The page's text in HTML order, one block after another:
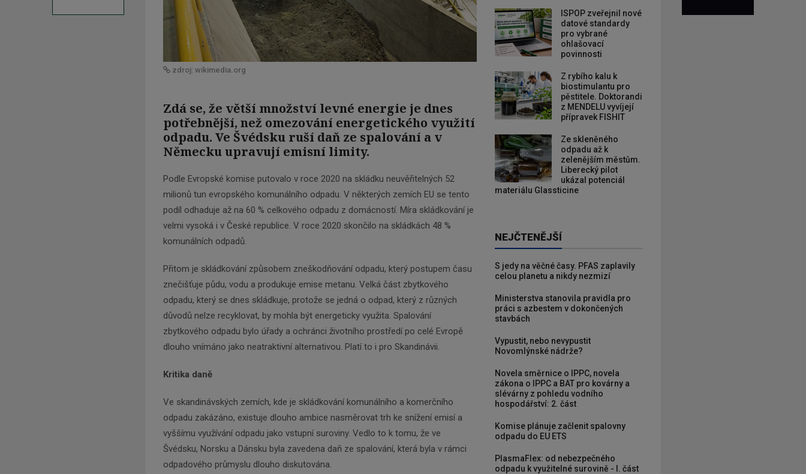
zdroj: wikimedia.org
Zdá se, že větší množství levné energie je dnes
potřebnější, než omezování energetického využití
odpadu. Ve Švédsku ruší daň ze spalování a v
Německu upravují emisní limity.
Podle Evropské komise putovalo v roce 2020 na skládku neuvěřitelných 52
milionů tun evropského komunálního odpadu. V některých zemích EU se tento
podíl odhaduje až na 60 % celkového odpadu z domácností. Míra skládkování je
velmi vysoká i v České republice. V roce 2020 skončilo na skládkách 48 %
komunálních odpadů.
Přitom je skládkování způsobem zneškodňování odpadu, který postupem času
znečišťuje půdu, vodu a produkuje emise metanu. Velká část zbytkového
odpadu, který se dnes skládkuje, protože se jedná o odpad, který z různých
důvodů nelze recyklovat, by mohla být energeticky využita. Spalování
zbytkového odpadu bylo úřady a ochránci životního prostředí po celé Evropě
dlouho vnímáno jako neatraktivní alternativou. Platí to i pro Skandinávii.
Kritika daně
Ve skandinávských zemích, kde je skládkování komunálního a komerčního
odpadu zakázáno, existuje dlouho ambice nasměrovat trh ke snížení emisí a
vyššímu využívání odpadu jako vstupní suroviny. Vedlo to k tomu, že ve
Švédsku, Norsku a Dánsku byla zavedena daň ze spalování, která byla v rámci
odpadového průmyslu dlouho diskutována.
ISPOP zveřejnil nové
datové standardy
pro vybrané
ohlašovací
povinnosti
Z rybího kalu k
biostimulantu pro
pěstitele. Doktorandi
z MENDELU vyvíjejí
přípravek FISHIT
Ze skleněného
odpadu až k
zelenějším městům.
Liberecký pilot
ukázal potenciál
materiálu Glassticine
NEJČTENĚJŠÍ
S jedy na věčné časy. PFAS zaplavily
celou planetu a nikdy nezmizí
Ministerstva stanovila pravidla pro
práci s azbestem v dokončených
stavbách
Vypustit, nebo nevypustit
Novomlýnské nádrže?
Novela směrnice o IPPC, novela
zákona o IPPC a BAT pro kovárny a
slévárny z pohledu vodního
hospodářství: 2. část
Komise plánuje začlenit spalovny
odpadu do EU ETS
PlasmaFlex: od nebezpečného
odpadu k využitelné surovině - I. část